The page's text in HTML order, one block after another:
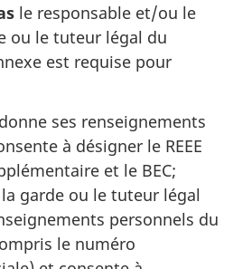
le responsable et/ou le
ou le tuteur légal du
est requise pour
ses renseignements
à désigner le REEE
et le BEC;
garde ou le tuteur légal
personnels du
le numéro